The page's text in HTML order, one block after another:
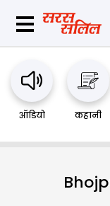
ऑडियो कहानी